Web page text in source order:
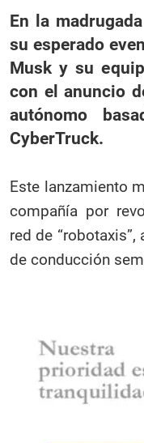
En la
su esperado
Musk y su
con el anuncio
autónomo
CyberTruck.
Este lanzamiento
compañía por
red de
de conducción